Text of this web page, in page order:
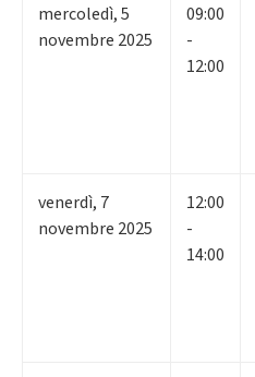
mercoledì,5
novembre 2025
09:00
-
12:00
venerdì, 7
novembre 2025
12:00
-
14:00